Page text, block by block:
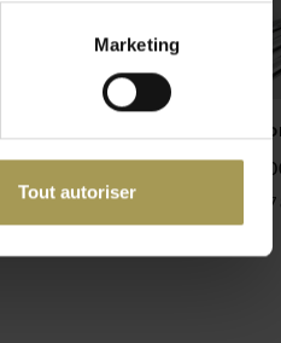
Marketing
Tout autoriser
btw)